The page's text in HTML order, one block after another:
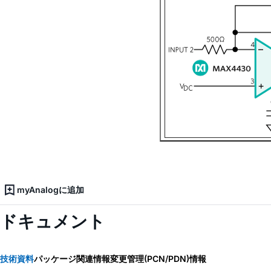
myAnalogに追加
ドキュメント
技術資料パッケージ関連情報変更管理(PCN/PDN)情報